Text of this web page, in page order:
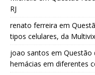
RJ
renato ferreira em
tipos celulares, da Multivix
joao santos em Questão
hemácias em diferentes